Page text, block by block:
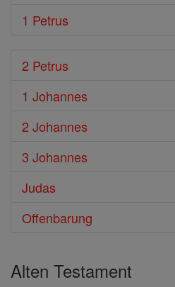
1 Petrus
2 Petrus
1 Johannes
2 Johannes
3 Johannes
Judas
Offenbarung
Alten Testament